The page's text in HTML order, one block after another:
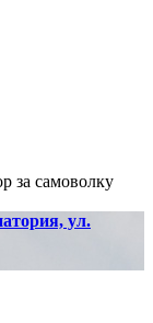
за самоволку
ул.